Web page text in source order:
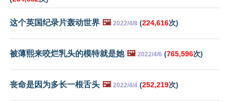
这个英国纪录片轰动世界 🖼️ 2022/4/8 (224,616次)
被薄熙来咬烂乳头的模特就是她 🖼️ 2022/4/6 (765,596次)
丧命是因为多长一根舌头 🖼️ 2022/4/4 (252,219次)